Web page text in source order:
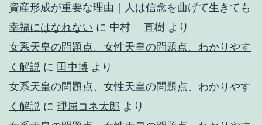
資産形成が重要な理由｜人は信念を曲げて生きても
幸福にはなれない に 中村 直樹 より
女系天皇の問題点、女性天皇の問題点、わかりやす
く解説 に 田中博 より
女系天皇の問題点、女性天皇の問題点、わかりやす
く解説 に 理屈コネ太郎 より